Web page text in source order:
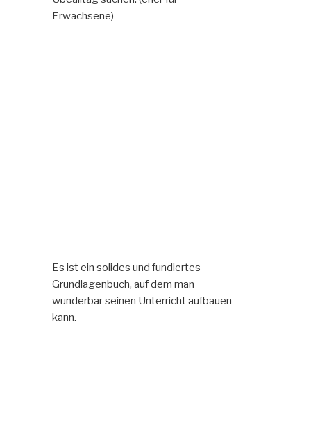
Erwachsene)
Es ist ein solides und fundiertes
Grundlagenbuch, auf dem man
wunderbar seinen Unterricht aufbauen
kann.